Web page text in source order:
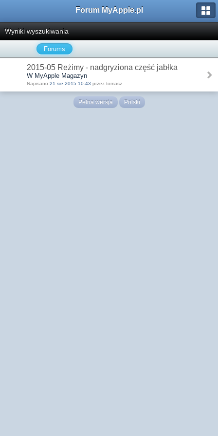
Forum MyApple.pl
Wyniki wyszukiwania
Forums
2015-05 Reżimy - nadgryziona część jabłka
W MyApple Magazyn
Napisano 21 sie 2015 10:43 przez tomasz
Pełna wersja Polski